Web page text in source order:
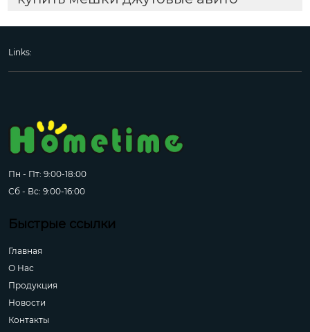
Links:
Пн - Пт: 9:00-18:00
Сб - Вс: 9:00-16:00
Быстрые ссылки
Главная
О Hас
Продукция
Новости
Контакты